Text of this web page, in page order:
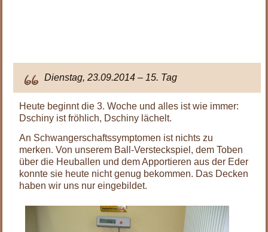
Dienstag, 23.09.2014 – 15. Tag
Heute beginnt die 3. Woche und alles ist wie immer:
Dschiny ist fröhlich, Dschiny lächelt.
An Schwangerschaftssymptomen ist nichts zu
merken. Von unserem Ball-Versteckspiel, dem Toben
über die Heuballen und dem Apportieren aus der Eder
konnte sie heute nicht genug bekommen. Das Decken
haben wir uns nur eingebildet.